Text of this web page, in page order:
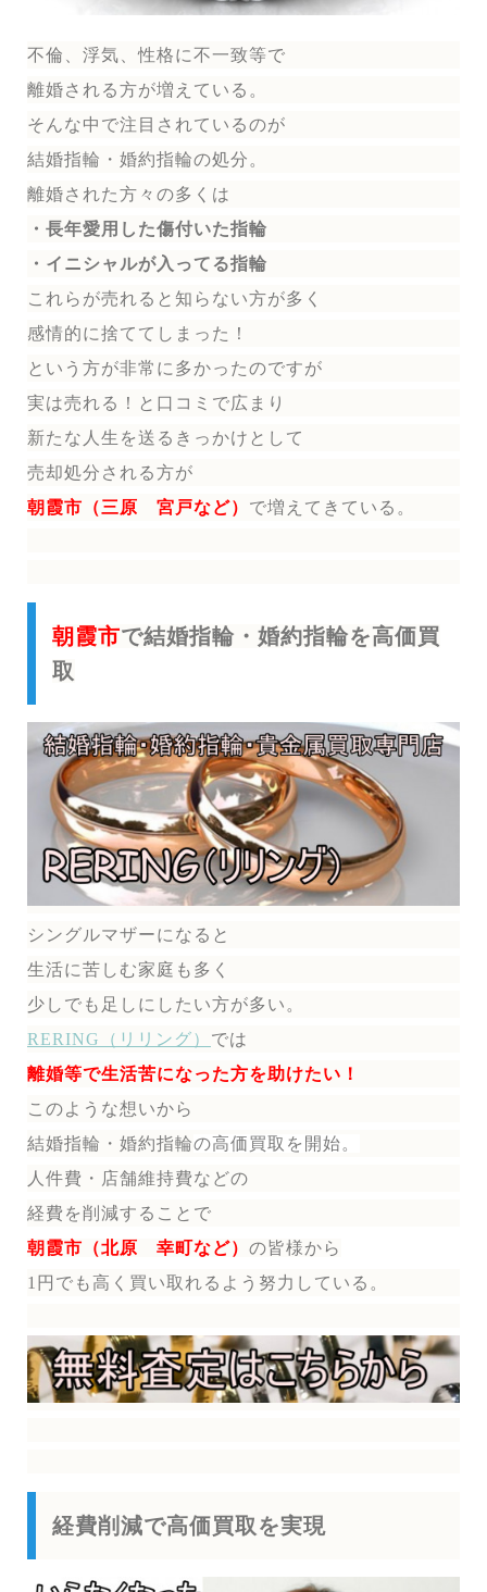
不倫、浮気、性格に不一致等で
離婚される方が増えている。
そんな中で注目されているのが
結婚指輪 ・婚約指輪の処分。
離婚された方々の多くは
・長年愛用した傷付いた指輪
・イニシャルが入ってる指輪
これらが売れると知らない方が多く
感情的に捨ててしまった！
という方が非常に多かったのですが
実は売れる！と口コミで広まり
新たな人生を送る きっかけとして
売却処分される方が
朝霞市（三原 宮戸など） で増えてきている。
朝霞市で結婚指輪・婚約指輪を高価買
取
シングルマザーになると
生活に苦しむ家庭も多く
少しでも足しにしたい方が多い。
RERING（リリング） では
離婚等で生活苦になった方を助けたい！
このような想いから
結婚指輪・婚約指輪の高価買取を開始。
人件費・店舗維持費などの
経費を削減することで
朝霞市（北原 幸町など） の皆様から
1円でも高く買い取れるよう努力している。
経費削減で高価買取を実現